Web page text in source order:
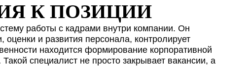
К ПОЗИЦИИ
работы с кадрами внутри компании. Он
и развития персонала, контролирует
находится формирование корпоративной
специалист не просто закрывает вакансии, а